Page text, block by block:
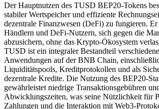
Der Hauptnutzen des TUSD BEP20-Tokens
stabiler Wertspeicher und effiziente
dezentrale Finanzwesen (DeFi) zu fungieren.
Händlern und DeFi-Nutzern, sich gegen die
abzusichern, ohne das Krypto-Ökosystem
TUSD ist ein integraler Bestandteil
Anwendungen auf der BNB Chain,
Liquiditätspools, Kreditprotokollen und als
dezentrale Kredite. Die Nutzung des BEP20-
gewährleistet niedrige Transaktionsgebühren
Abwicklungszeiten, was seine Nützlichkeit für
Zahlungen und die Interaktion mit Web3-